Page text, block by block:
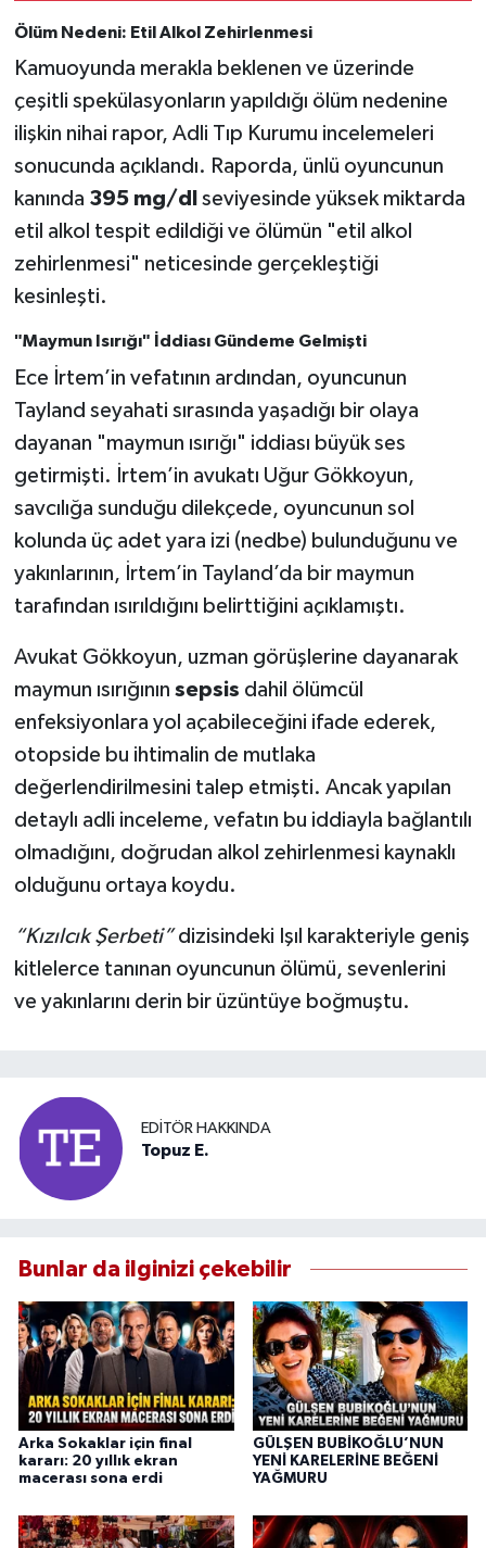
Ölüm Nedeni: Etil Alkol Zehirlenmesi
Kamuoyunda merakla beklenen ve üzerinde
çeşitli spekülasyonların yapıldığı ölüm nedenine
ilişkin nihai rapor, Adli Tıp Kurumu incelemeleri
sonucunda açıklandı. Raporda, ünlü oyuncunun
kanında 395 mg/dl
seviyesinde yüksek miktarda
etil alkol tespit edildiği ve ölümün "etil alkol
zehirlenmesi" neticesinde gerçekleştiği
kesinleşti.
"Maymun Isırığı" İddiası Gündeme Gelmişti
Ece İrtem’in vefatının ardından, oyuncunun
Tayland seyahati sırasında yaşadığı bir olaya
dayanan "maymun ısırığı" iddiası büyük ses
getirmişti. İrtem’in avukatı Uğur Gökkoyun,
savcılığa sunduğu dilekçede, oyuncunun sol
kolunda üç adet yara izi (nedbe) bulunduğunu ve
yakınlarının, İrtem’in Tayland’da bir maymun
tarafından ısırıldığını belirttiğini açıklamıştı.
Avukat Gökkoyun, uzman görüşlerine dayanarak
maymun ısırığının sepsis dahil ölümcül
enfeksiyonlara yol açabileceğini ifade ederek,
otopside bu ihtimalin de mutlaka
değerlendirilmesini talep etmişti. Ancak yapılan
detaylı adli inceleme, vefatın bu iddiayla bağlantılı
olmadığını, doğrudan alkol zehirlenmesi kaynaklı
olduğunu ortaya koydu.
“Kızılcık Şerbeti”dizisindeki Işıl karakteriyle geniş
kitlelerce tanınan oyuncunun ölümü, sevenlerini
ve yakınlarını derin bir üzüntüye boğmuştu.
EDITÖR HAKKINDA
Topuz E.
Bunlar da ilginizi çekebilir
Arka Sokaklar için final
kararı: 20 yıllık ekran
macerası sona erdi
GÜLŞEN BUBİKOĞLU’NUN
YENİ KARELERİNE BEĞENİ
YAĞMURU